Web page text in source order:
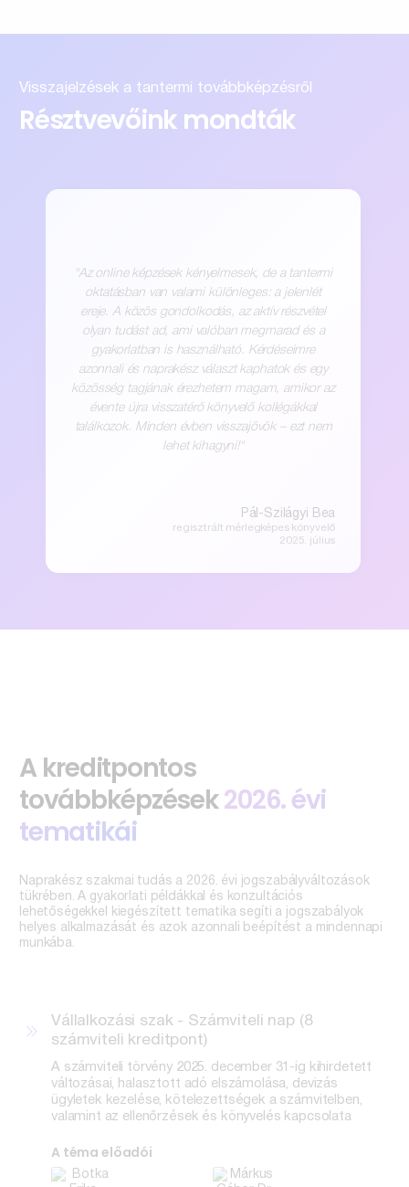
Visszajelzések a tantermi továbbképzésről
Résztvevőink mondták
"Az online képzések kényelmesek, de a tantermi
oktatásban van valami különleges: a jelenlét
ereje. A közös gondolkodás, az aktív részvétel
olyan tudást ad, ami valóban megmarad és a
gyakorlatban is használható. Kérdéseimre
azonnali és naprakész választ kaphatok és egy
közösség tagjának érezhetem magam, amikor az
évente újra visszatérő könyvelő kollégákkal
találkozok. Minden évben visszajövök – ezt nem
lehet kihagyni!"
Pál-Szilágyi Bea
regisztrált mérlegképes könyvelő
2025. július
A kreditpontos
továbbképzések2026. évi
tematikái
Naprakész szakmai tudás a 2026. évi jogszabályváltozások
tükrében. A gyakorlati példákkal és konzultációs
lehetőségekkel kiegészített tematika segíti a jogszabályok
helyes alkalmazását és azok azonnali beépítést a mindennapi
munkába.
Vállalkozási szak - Számviteli nap (8
számviteli kreditpont)
A számviteli törvény 2025. december 31-ig kihirdetett
változásai, halasztott adó elszámolása, devizás
ügyletek kezelése, kötelezettségek a számvitelben,
valamint az ellenőrzések és könyvelés kapcsolata
A téma előadói